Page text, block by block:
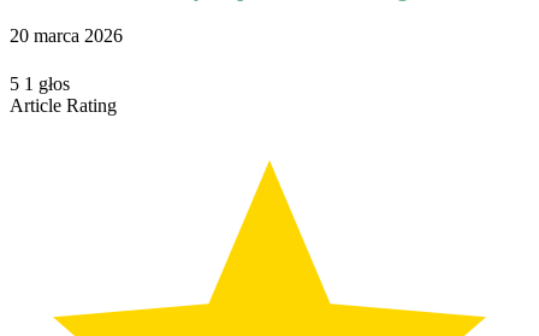
20 marca 2026
5 1 głos
Article Rating